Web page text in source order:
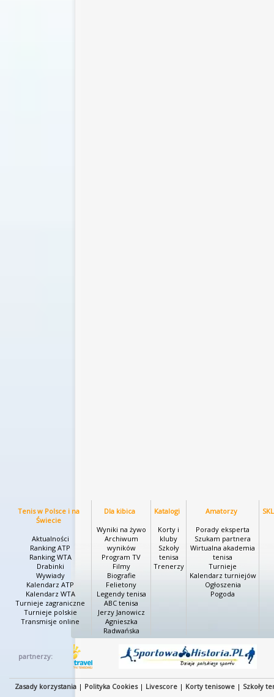
Tenis w Polsce i na
Świecie
Aktualności
Ranking ATP
Ranking WTA
Drabinki
Wywiady
Kalendarz ATP
Kalendarz WTA
Turnieje zagraniczne
Turnieje polskie
Transmisje online
Dla kibica
Wyniki na żywo
Archiwum
wyników
Program TV
Filmy
Biografie
Felietony
Legendy tenisa
ABC tenisa
Jerzy Janowicz
Agnieszka
Radwańska
Katalogi
Korty i
kluby
Szkoły
tenisa
Trenerzy
Amatorzy
Porady eksperta
Szukam partnera
Wirtualna akademia
tenisa
Turnieje
Kalendarz turniejów
Ogłoszenia
Pogoda
partnerzy:
Zasady korzystania | Polityka Cookies| Livescore | Korty tenisowe | Szkoły